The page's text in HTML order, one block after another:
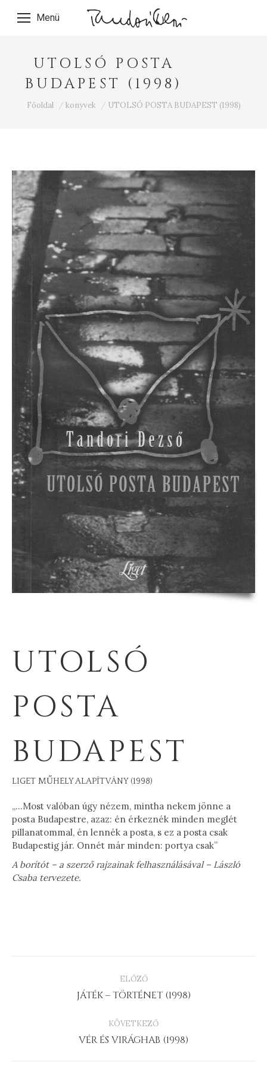
Menü
UTOLSÓ POSTA
BUDAPEST (1998)
Ön itt van:
Főoldal konyvek UTOLSÓ POSTA BUDAPEST (1998)
UTOLSÓ
POSTA
BUDAPEST
LIGET MŰHELY ALAPÍTVÁNY (1998)
„…Most valóban úgy nézem, mintha nekem jönne a
posta Budapestre, azaz: én érkeznék minden meglét
pillanatommal, én lennék a posta, s ez a posta csak
Budapestig jár. Onnét már minden: portya csak”
A borítót – a szerző rajzainak felhasználásával – László
Csaba tervezete.
PROJECT
NAVIGATION
ELŐZŐ
Previous
JÁTÉK – TÖRTÉNET (1998)
KÖVETKEZŐ
Next
VÉR ÉS VIRÁGHAB (1998)